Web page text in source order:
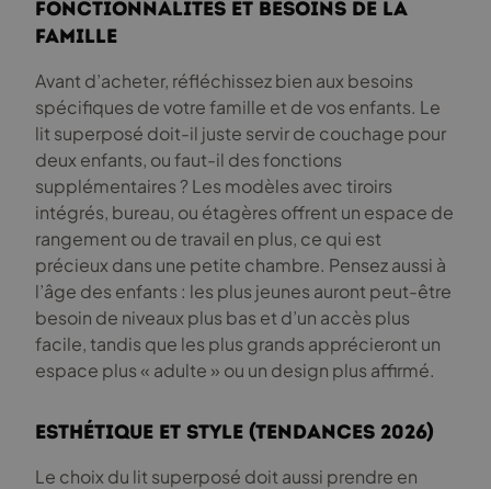
Fonctionnalités et besoins de la
famille
Avant d’acheter, réfléchissez bien aux besoins
spécifiques de votre famille et de vos enfants. Le
lit superposé doit-il juste servir de couchage pour
deux enfants, ou faut-il des fonctions
supplémentaires ? Les modèles avec tiroirs
intégrés, bureau, ou étagères offrent un espace de
rangement ou de travail en plus, ce qui est
précieux dans une petite chambre. Pensez aussi à
l’âge des enfants : les plus jeunes auront peut-être
besoin de niveaux plus bas et d’un accès plus
facile, tandis que les plus grands apprécieront un
espace plus « adulte » ou un design plus affirmé.
Esthétique et style (Tendances 2026)
Le choix du lit superposé doit aussi prendre en